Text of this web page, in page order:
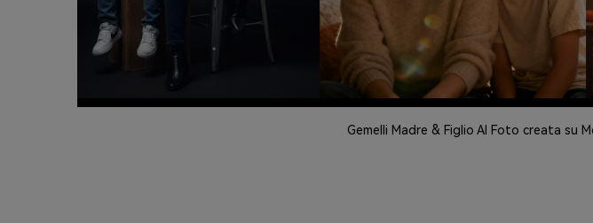
Gemelli Madre & Figlio AI Foto creata su